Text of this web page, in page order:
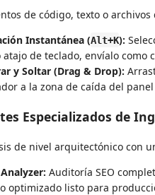
de código, texto o
Instantánea (Alt+K):
atajo de teclado, envíalo
y Soltar (Drag & Drop):
a la zona de caída del
Especializados de
de nivel arquitectónico con
Analyzer: Auditoría SEO
optimizado listo para